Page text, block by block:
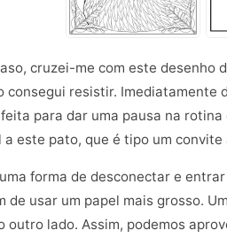
cruzei-me com este desenho
consegui resistir. Imediatamente
para dar uma pausa na rotina
este pato, que é tipo um convite
forma de desconectar e
usar um papel mais grosso.
lado. Assim, podemos